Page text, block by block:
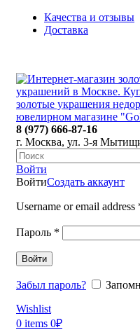
Качества и отзывы
Доставка
8 (977) 666-87-16
г. Москва, ул. 3-я
Войти
ВойтиСоздать аккаунт
Username or email address
Пароль *
Войти
Забыл пароль?
Wishlist
0 items 0₽